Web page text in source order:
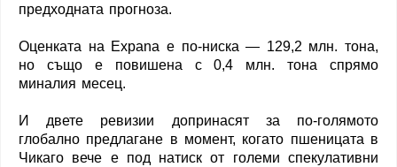
предходната прогноза.
Оценката на Expana е по-ниска — 129,2 млн. тона,
но също е повишена с 0,4 млн. тона спрямо
миналия месец.
И двете ревизии допринасят за по-голямото
глобално предлагане в момент, когато пшеницата в
Чикаго вече е под натиск от големи спекулативни